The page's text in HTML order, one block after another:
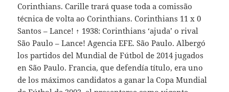
Corinthians. Carille trará quase toda a comissão
técnica de volta ao Corinthians. Corinthians 11 x 0
Santos – Lance! ↑ 1938: Corinthians ‘ajuda’ o rival
São Paulo – Lance! Agencia EFE. São Paulo. Albergó
los partidos del Mundial de Fútbol de 2014 jugados
en São Paulo. Francia, que defendía título, era uno
de los máximos candidatos a ganar la Copa Mundial